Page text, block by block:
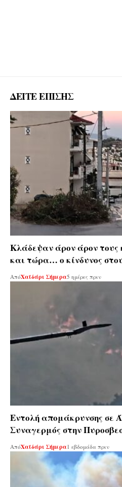
ΔΕΙΤΕ ΕΠΙΣΗΣ
Κλάδεψαν άρον άρον
και τώρα… ο κίνδυνος
ΑπόΧαϊδάρι Σήμερα5 ημέρες πριν
Εντολή απομάκρυνσης σε
Συναγερμός στην
ΑπόΧαϊδάρι Σήμερα1 εβδομάδα πριν